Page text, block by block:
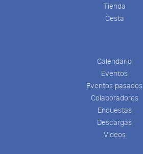
Tienda
Cesta
Calendario
Eventos
Eventos pasados
Colaboradores
Encuestas
Descargas
Videos